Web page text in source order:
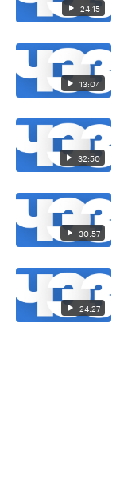
24:15
13:04
32:50
30:57
24:27